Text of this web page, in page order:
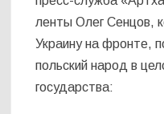
ленты Олег Сенцов,
Украину на фронте,
польский народ в
государства: